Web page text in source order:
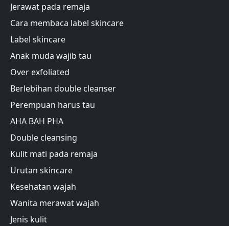
Jerawat pada remaja
Cara membaca label skincare
Label skincare
Anak muda wajib tau
Over exfoliated
Berlebihan double cleanser
Perempuan harus tau
AHA BAH PHA
Double cleansing
Kulit mati pada remaja
Urutan skincare
Kesehatan wajah
Wanita merawat wajah
Jenis kulit